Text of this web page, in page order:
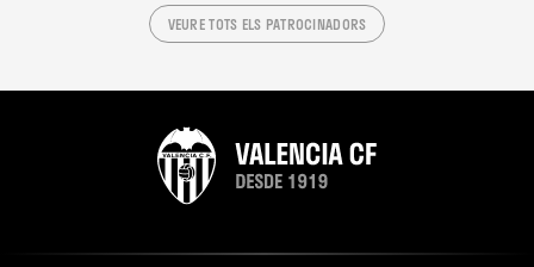
VEURE TOTS ELS PATROCINADORS